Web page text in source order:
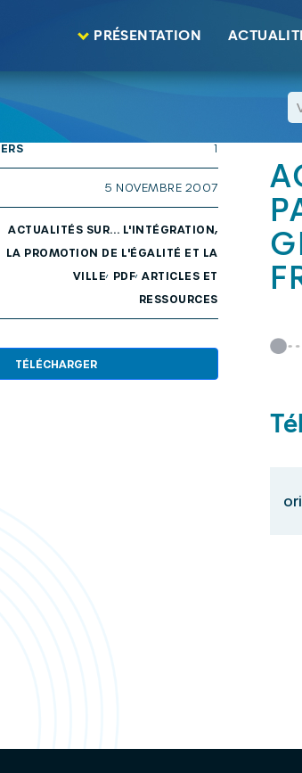
PRÉSENTATION
Actualités sur… n° 34 : Parents migrants : Faire
1
5 NOVEMBRE 2007
ACTUALITÉS SUR... L'INTÉGRATION,
LA PROMOTION DE L'ÉGALITÉ ET LA
VILLE, PDF, ARTICLES ET
RESSOURCES
TÉLÉCHARGER